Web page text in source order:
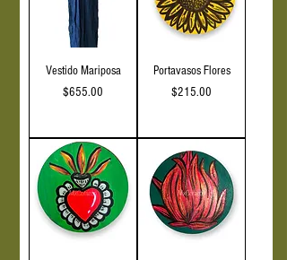
Vestido Mariposa
Precio
$655.00
Portavasos Flores
Precio
$215.00